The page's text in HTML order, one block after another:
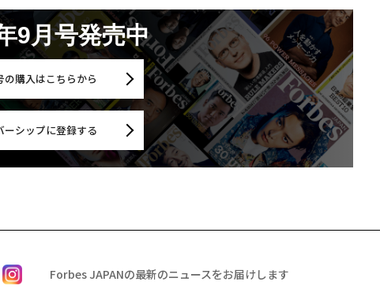
9月号発売中
の購入はこちらから
ーシップに登録する
Forbes JAPANの最新のニュースをお届けします